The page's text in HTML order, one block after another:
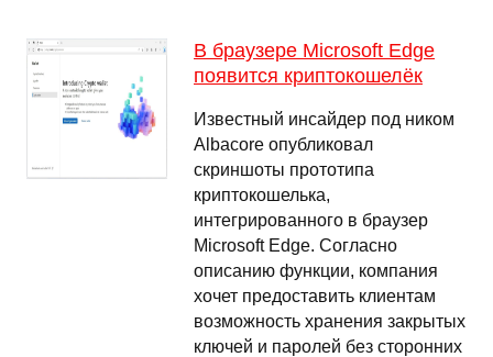
В браузере Microsoft Edge
появится криптокошелёк
Известный инсайдер под ником
Albacore опубликовал
скриншоты прототипа
криптокошелька,
интегрированного в браузер
Microsoft Edge. Согласно
описанию функции, компания
хочет предоставить клиентам
возможность хранения закрытых
ключей и паролей без сторонних